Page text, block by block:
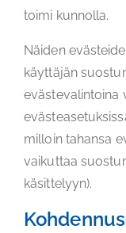
toimi kunnolla.
Näiden
käyttäjän
evästevalintoina
milloin tahansa
vaikuttaa
käsittelyyn).